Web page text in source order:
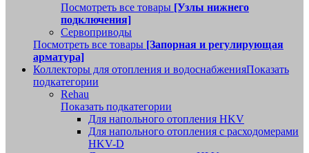
Посмотреть все товары [Узлы нижнего
подключения]
Сервоприводы
Посмотреть все товары [Запорная и регулирующая
арматура]
Коллекторы для отопления и водоснабженияПоказать
подкатегории
Rehau
Показать подкатегории
Для напольного отопления HKV
Для напольного отопления с расходомерами
HKV-D